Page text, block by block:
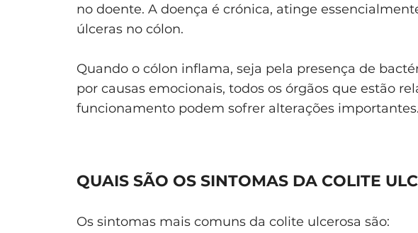
no doente. A doença é crónica, atinge
úlceras no cólon.
Quando o cólon inflama, seja pela presença de
por causas emocionais, todos os órgãos que estão
funcionamento podem sofrer alterações importantes.
QUAIS SÃO OS SINTOMAS DA COLITE
Os sintomas mais comuns da colite ulcerosa são: